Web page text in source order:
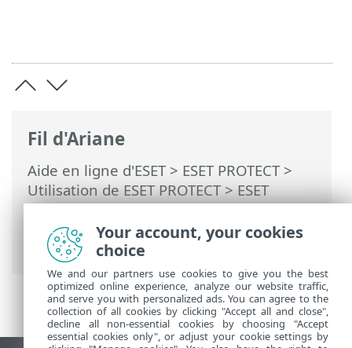
Fil d'Ariane
Aide en ligne d'ESET> ESET PROTECT>
Utilisation de ESET PROTECT>ESET
PROTECT Menu principal>Tâches>
Tâches client> Charger un fichier mis en
quarantaine
Your account, your cookies
choice
We and our partners use cookies to give you the best
optimized online experience, analyze our website traffic,
and serve you with personalized ads. You can agree to the
collection of all cookies by clicking "Accept all and close",
decline all non-essential cookies by choosing "Accept
essential cookies only", or adjust your cookie settings by